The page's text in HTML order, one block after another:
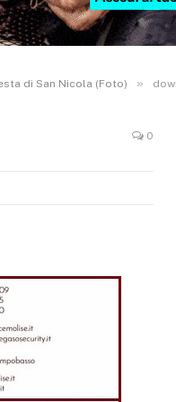
di San Nicola (Foto) »
0